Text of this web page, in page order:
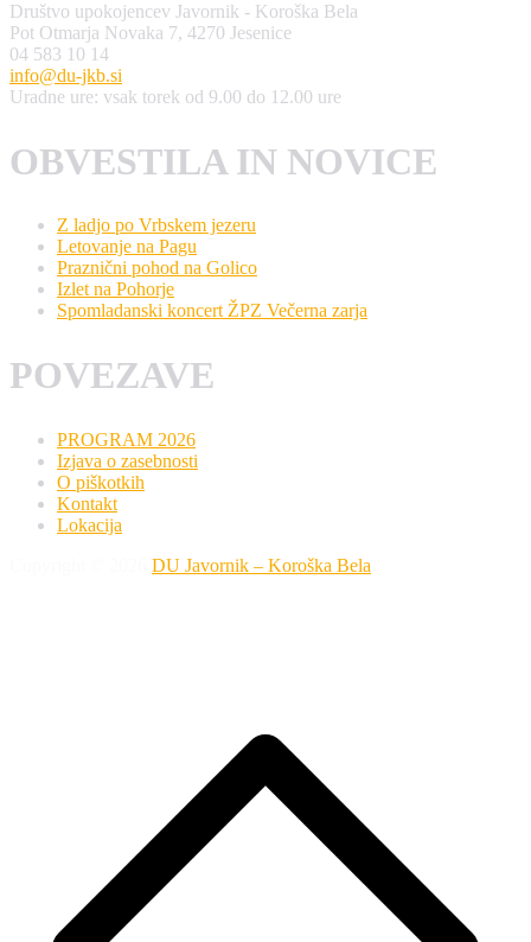
Društvo upokojencev Javornik - Koroška Bela
Pot Otmarja Novaka 7, 4270 Jesenice
04 583 10 14
info@du-jkb.si
Uradne ure: vsak torek od 9.00 do 12.00 ure
OBVESTILA IN NOVICE
Z ladjo po Vrbskem jezeru
Letovanje na Pagu
Praznični pohod na Golico
Izlet na Pohorje
Spomladanski koncert ŽPZ Večerna zarja
POVEZAVE
PROGRAM 2026
Izjava o zasebnosti
O piškotkih
Kontakt
Lokacija
DU Javornik – Koroška Bela